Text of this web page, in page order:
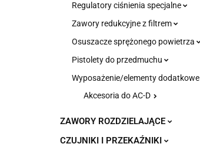
Regulatory ciśnienia specjalne
Zawory redukcyjne z filtrem
Osuszacze sprężonego powietrza
Pistolety do przedmuchu
Wyposażenie/elementy dodatkowe
Akcesoria do AC-D
ZAWORY ROZDZIELAJĄCE
CZUJNIKI I PRZEKAŹNIKI